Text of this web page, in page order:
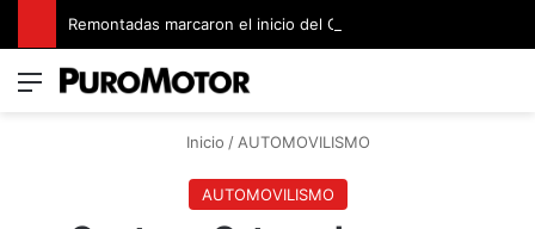
Menú
Inicio / AUTOMOVILISMO
AUTOMOVILISMO